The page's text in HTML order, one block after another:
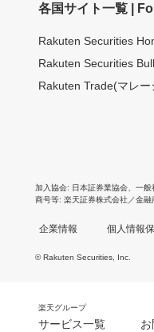
各国サイト一覧 |
Rakuten Securities
Rakuten Securities
Rakuten Trade(マレー
加入協会 日本証券業協会 一般
商号等 楽天証券株式会社／金
企業情報 個人情報
© Rakuten Securities, Inc.
楽天グループ
サービス一覧